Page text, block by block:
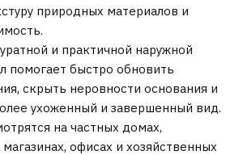
природных материалов и
и практичной наружной
помогает быстро обновить
скрыть неровности основания и
ухоженный и завершенный вид.
на частных домах,
офисах и хозяйственных